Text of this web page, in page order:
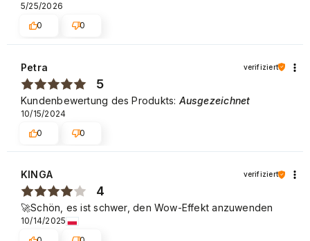
5/25/2026
0
0
Petra verifiziert
5
Kundenbewertung des Produkts: Ausgezeichnet
10/15/2024
0
0
KINGA verifiziert
4
🚀Schön, es ist schwer, den Wow-Effekt anzuwenden
10/14/2025